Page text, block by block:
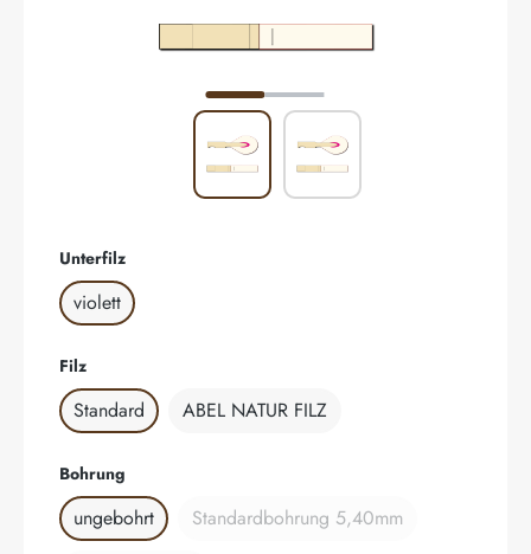
Unterfilzauswählen
violett
Filzauswählen
Standard ABEL NATUR FILZ
Bohrung
ungebohrt Standardbohrung 5,40mm
(Diese Option ist zurzeit nicht